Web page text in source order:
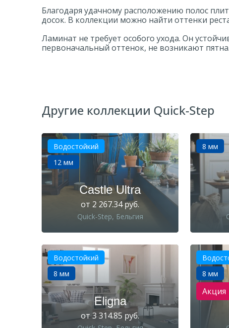
Благодаря удачному расположению полос
досок. В коллекции можно найти оттенки
Ламинат не требует особого ухода. Он
первоначальный оттенок, не возникают пятна.
Другие коллекции Quick-Step
Castle Ultra
от 2 267.34 руб.
Quick-Step, Бельгия
Водостойкий
12 мм
8 мм
Eligna
от 3 314.85 руб.
Водостойкий
8 мм
8 мм
Акция